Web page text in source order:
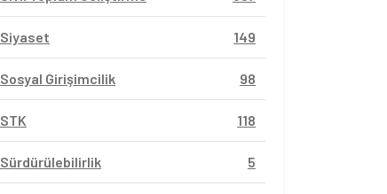
Siyaset 149
Sosyal Girişimcilik 98
STK 118
Sürdürülebilirlik 5